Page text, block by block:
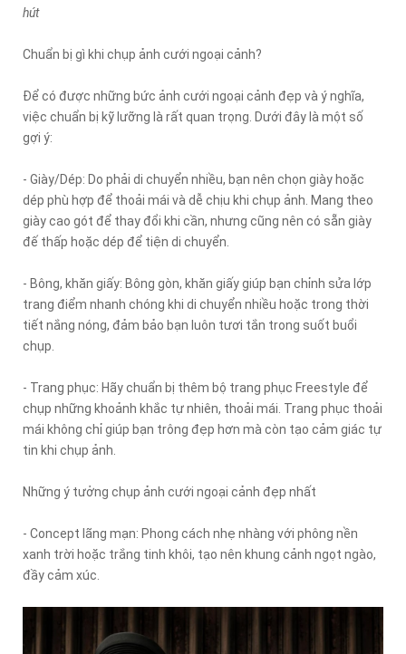
hút
Chuẩn bị gì khi chụp ảnh cưới ngoại cảnh?
Để có được những bức ảnh cưới ngoại cảnh đẹp và ý nghĩa,
việc chuẩn bị kỹ lưỡng là rất quan trọng. Dưới đây là một số
gợi ý:
- Giày/Dép: Do phải di chuyển nhiều, bạn nên chọn giày hoặc
dép phù hợp để thoải mái và dễ chịu khi chụp ảnh. Mang theo
giày cao gót để thay đổi khi cần, nhưng cũng nên có sẵn giày
đế thấp hoặc dép để tiện di chuyển.
- Bông, khăn giấy: Bông gòn, khăn giấy giúp bạn chỉnh sửa lớp
trang điểm nhanh chóng khi di chuyển nhiều hoặc trong thời
tiết nắng nóng, đảm bảo bạn luôn tươi tắn trong suốt buổi
chụp.
- Trang phục: Hãy chuẩn bị thêm bộ trang phục Freestyle để
chụp những khoảnh khắc tự nhiên, thoải mái. Trang phục thoải
mái không chỉ giúp bạn trông đẹp hơn mà còn tạo cảm giác tự
tin khi chụp ảnh.
Những ý tưởng chụp ảnh cưới ngoại cảnh đẹp nhất
- Concept lãng mạn: Phong cách nhẹ nhàng với phông nền
xanh trời hoặc trắng tinh khôi, tạo nên khung cảnh ngọt ngào,
đầy cảm xúc.